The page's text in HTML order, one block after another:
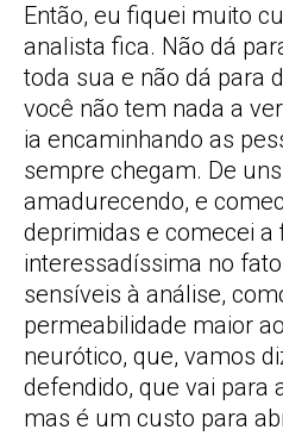
Então, eu fiquei muito
analista fica. Não dá
toda sua e não dá para
você não tem nada a
ia encaminhando as
sempre chegam. De
amadurecendo, e
deprimidas e comecei a
interessadíssima no
sensíveis à análise,
permeabilidade maior
neurótico, que, vamos
defendido, que vai para
mas é um custo para